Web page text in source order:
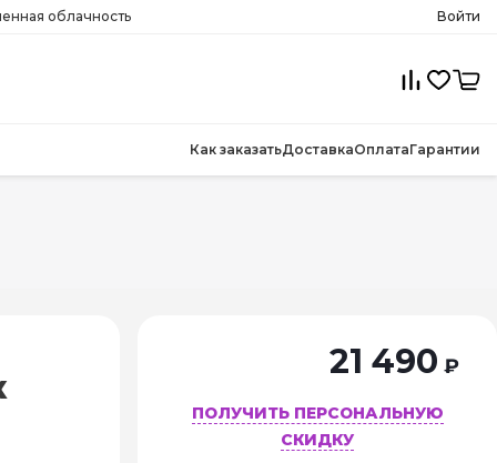
облачность Войти
Как заказатьДоставкаОплатаГарантии
21 490 ₽
ПОЛУЧИТЬ ПЕРСОНАЛЬНУЮ
СКИДКУ